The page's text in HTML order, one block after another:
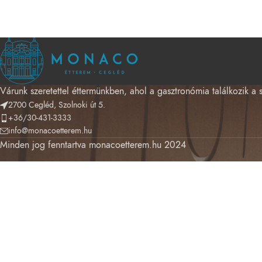
Várunk szeretettel éttermünkben, ahol a gasztronómia találkozik a
2700 Cegléd, Szolnoki út 5.
+36/30-431-3333
info@monacoetterem.hu
Minden jog fenntartva monacoetterem.hu 2024